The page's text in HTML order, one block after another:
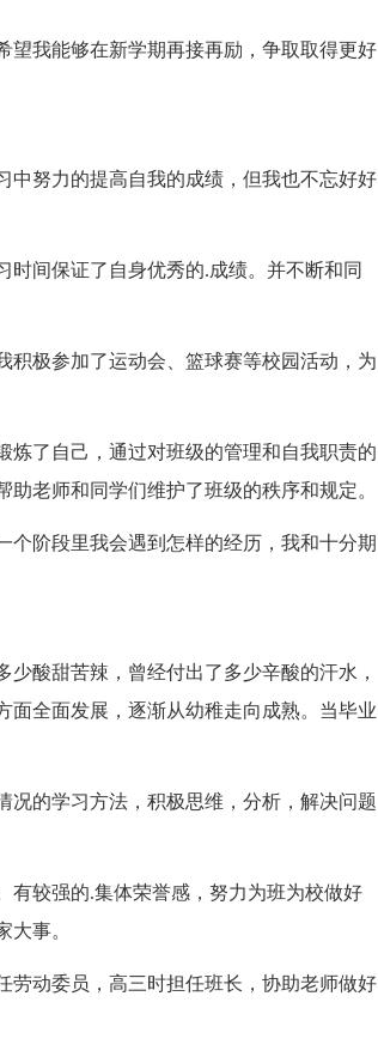
望我能够在新学期再接再励，争取取得更好
中努力的提高自我的成绩，但我也不忘好好
间保证了自身优秀的.成绩。并不断和同
积极参加了运动会、篮球赛等校园活动，为
炼了自己，通过对班级的管理和自我职责的
老师和同学们维护了班级的秩序和规定。
阶段里我会遇到怎样的经历，我和十分期
酸甜苦辣，曾经付出了多少辛酸的汗水，
面全面发展，逐渐从幼稚走向成熟。当毕业
况的学习方法，积极思维，分析，解决问题
有较强的.集体荣誉感，努力为班为校做好
事。
劳动委员，高三时担任班长，协助老师做好